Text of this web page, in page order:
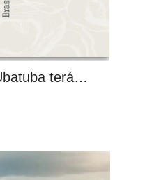
terá…